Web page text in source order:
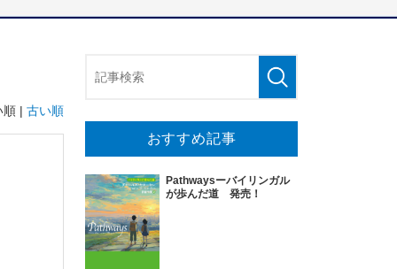
順 | 古い順
おすすめ記事
Pathwaysーバイリンガル
が歩んだ道 発売！